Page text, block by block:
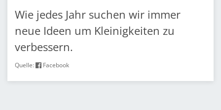
Wie jedes Jahr suchen wir immer
neue Ideen um Kleinigkeiten zu
verbessern.
Quelle: Facebook